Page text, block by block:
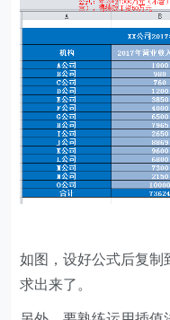
如图，设好公式后复制
求出来了。